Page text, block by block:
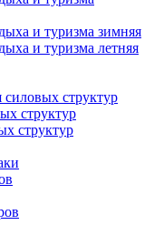
и туризма зимняя
и туризма летняя
структур
структур
структур